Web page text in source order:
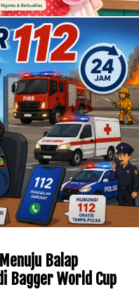
Balap
Bagger World Cup